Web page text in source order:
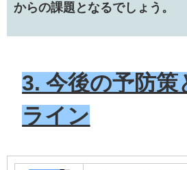
からの課題となるでしょう。
3. 今後の予防策
ライン